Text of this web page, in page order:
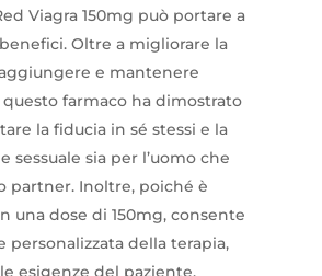
Viagra 150mg può portare a
Oltre a migliorare la
e mantenere
questo farmaco ha dimostrato
la fiducia in sé stessi e la
sessuale sia per l’uomo che
partner. Inoltre, poiché è
una dose di 150mg, consente
personalizzata della terapia,
esigenze del paziente.